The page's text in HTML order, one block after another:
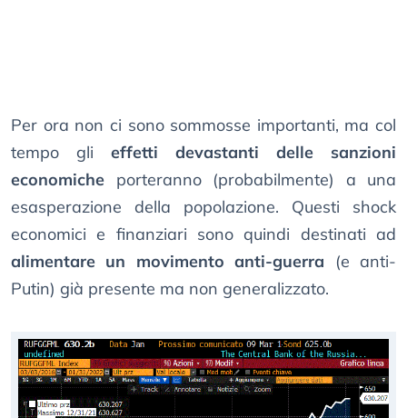
Per ora non ci sono sommosse importanti, ma col
tempo gli effetti devastanti delle sanzioni
economiche porteranno (probabilmente) a una
esasperazione della popolazione. Questi shock
economici e finanziari sono quindi destinati ad
alimentare un movimento anti-guerra (e anti-
Putin) già presente ma non generalizzato.